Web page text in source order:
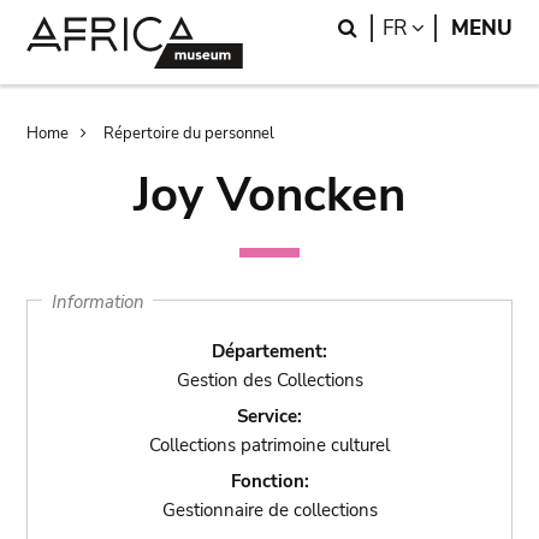
Search
FR LANGUAGE
MENU
Breadcrumb
Home Répertoire du personnel
Joy Voncken
Information
Département:
Gestion des Collections
Service:
Collections patrimoine culturel
Fonction:
Gestionnaire de collections